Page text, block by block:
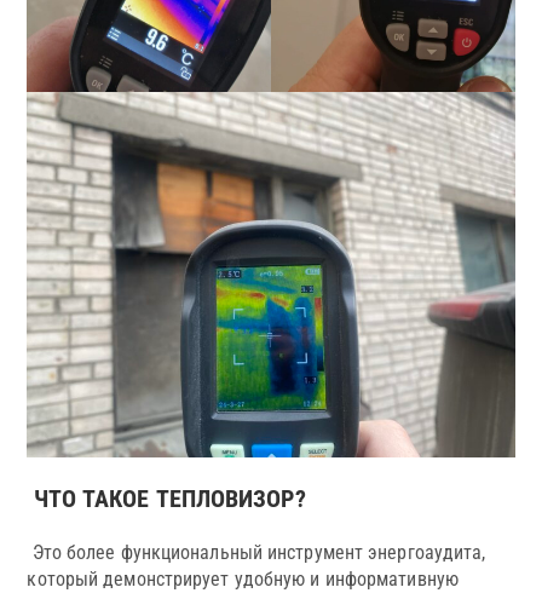
ЧТО ТАКОЕ ТЕПЛОВИЗОР?
Это более функциональный инструмент энергоаудита,
который демонстрирует удобную и информативную